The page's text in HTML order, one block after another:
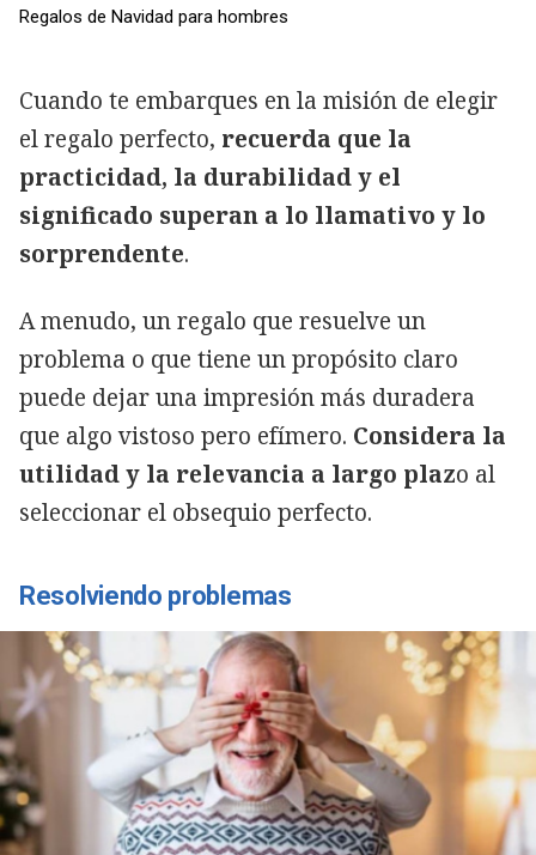
Regalos de Navidad para hombres
Cuando te embarques en la misión de elegir
el regalo perfecto, recuerda que la
practicidad, la durabilidad y el
significado superan a lo llamativo y lo
sorprendente.
A menudo, un regalo que resuelve un
problema o que tiene un propósito claro
puede dejar una impresión más duradera
que algo vistoso pero efímero. Considera la
utilidad y la relevancia a largo plazo al
seleccionar el obsequio perfecto.
Resolviendo problemas